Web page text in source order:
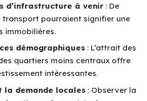
d’infrastructure à venir : De
transport pourraient signifier une
immobilières.
démographiques : L’attrait des
quartiers moins centraux offre
intéressantes.
la demande locales : Observer la